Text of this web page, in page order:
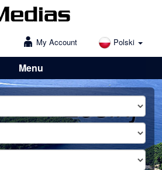
My Account Polski
Menu
Lošinj